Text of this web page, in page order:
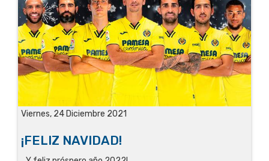
Viernes, 24 Diciembre 2021
¡FELIZ NAVIDAD!